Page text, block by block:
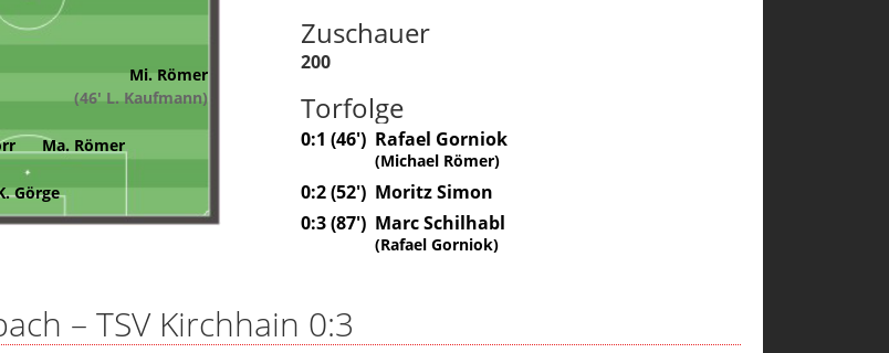
Mi. Römer
(46' L. Kaufmann)
Ma. Römer
Görge
Zuschauer
200
Torfolge
0:1 (46') Rafael Gorniok
(Michael Römer)
0:2 (52') Moritz Simon
0:3 (87') Marc Schilhabl
(Rafael Gorniok)
– TSV Kirchhain 0:3